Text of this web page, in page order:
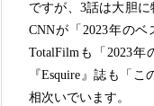
ですが、3話は大胆
CNNが「2023年の
TotalFilmも「2023
『Esquire』誌も「
相次いでいます。